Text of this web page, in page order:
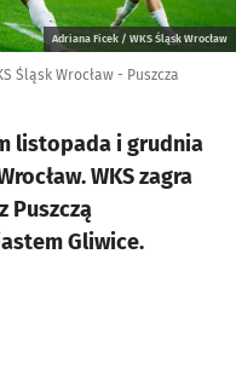
Adriana Ficek / WKS Śląsk Wrocław
Śląsk Wrocław - Puszcza
listopada i grudnia
WKS zagra
Puszczą
Gliwice.